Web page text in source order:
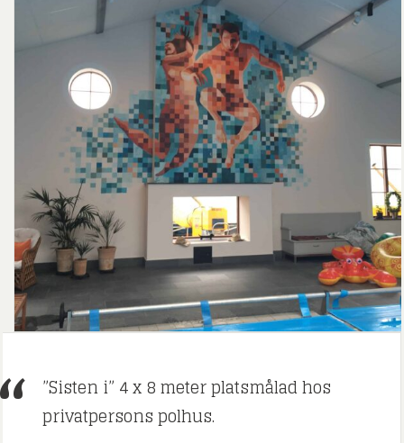
”Sisten i” 4 x 8 meter platsmålad hos
privatpersons polhus.